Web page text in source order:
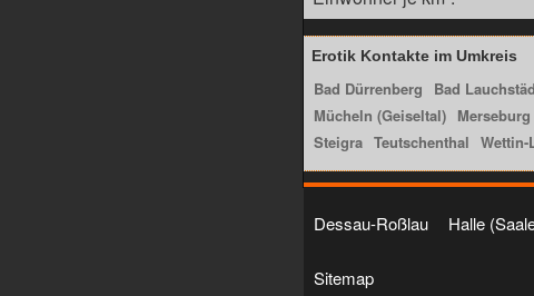
Erotik Kontakte im Umkreis
Bad Dürrenberg Bad
Mücheln (Geiseltal) Merseburg
Steigra Teutschenthal Wettin-
Dessau-Roßlau Halle
Sitemap